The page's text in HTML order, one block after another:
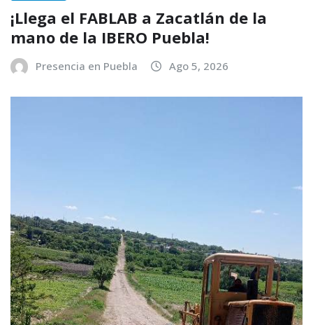
¡Llega el FABLAB a Zacatlán de la
mano de la IBERO Puebla!
Presencia en Puebla Ago 5, 2026